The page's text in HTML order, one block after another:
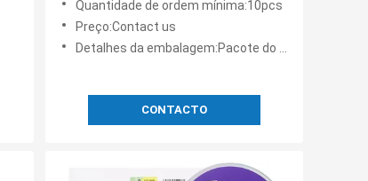
Quantidade de ordem mínima:10pcs
Preço:Contact us
Detalhes da embalagem:Pacote do OEM
CONTACTO